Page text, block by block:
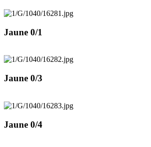
Jaune 0/1
Jaune 0/3
Jaune 0/4